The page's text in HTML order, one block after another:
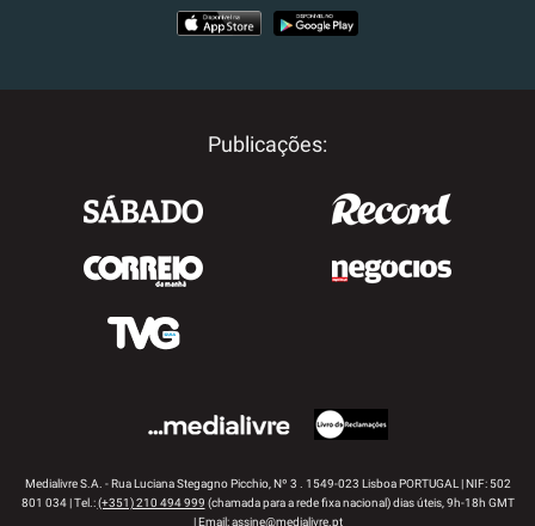
Publicações:
Medialivre S.A. - Rua Luciana Stegagno Picchio, Nº 3 . 1549-023 Lisboa PORTUGAL | NIF: 502
801 034 | Tel.:(+351) 210 494 999 (chamada para a rede fixa nacional) dias úteis, 9h-18h GMT
| Email:assine@medialivre.pt